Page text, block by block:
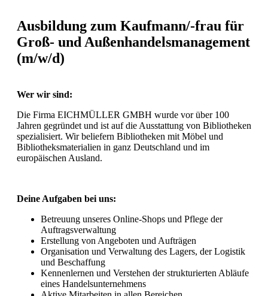
Ausbildung zum Kaufmann/-frau für
Groß- und Außenhandelsmanagement
(m/w/d)
Wer wir sind:
Die Firma EICHMÜLLER GMBH wurde vor über 100
Jahren gegründet und ist auf die Ausstattung von Bibliotheken
spezialisiert. Wir beliefern Bibliotheken mit Möbel und
Bibliotheksmaterialien in ganz Deutschland und im
europäischen Ausland.
Deine Aufgaben bei uns:
Betreuung unseres Online-Shops und Pflege der
Auftragsverwaltung
Erstellung von Angeboten und Aufträgen
Organisation und Verwaltung des Lagers, der Logistik
und Beschaffung
Kennenlernen und Verstehen der strukturierten Abläufe
eines Handelsunternehmens